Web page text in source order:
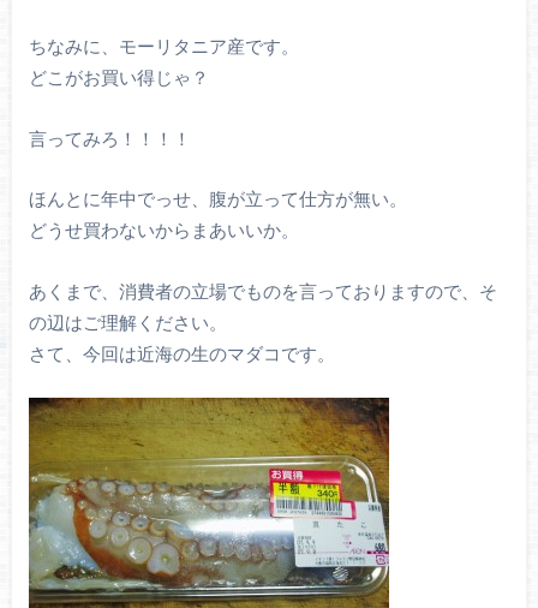
ちなみに、モーリタニア産です。
どこがお買い得じゃ？
言ってみろ！！！！
ほんとに年中でっせ、腹が立って仕方が無い。
どうせ買わないからまあいいか。
あくまで、消費者の立場でものを言っておりますので、そ
の辺はご理解ください。
さて、今回は近海の生のマダコです。